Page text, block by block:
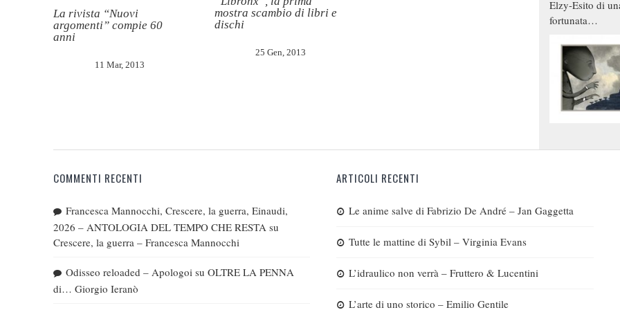
La rivista “Nuovi
argomenti” compie 60
anni
11 Mar, 2013
mostra scambio di libri e
dischi
25 Gen, 2013
Elzy-Esito di
fortunata
COMMENTI RECENTI
Francesca Mannocchi, Crescere, la guerra, Einaudi,
2026 – ANTOLOGIA DEL TEMPO CHE RESTA su
Crescere, la guerra – Francesca Mannocchi
Odisseo reloaded – Apologoi su OLTRE LA PENNA
di… Giorgio Ieranò
ARTICOLI RECENTI
Le anime salve di Fabrizio De André – Jan Gaggetta
Tutte le mattine di Sybil – Virginia Evans
L’idraulico non verrà – Fruttero & Lucentini
L’arte di uno storico – Emilio Gentile